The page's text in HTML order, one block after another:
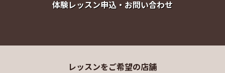
体験レッスン申込・お問い合わせ
レッスンをご希望の店舗